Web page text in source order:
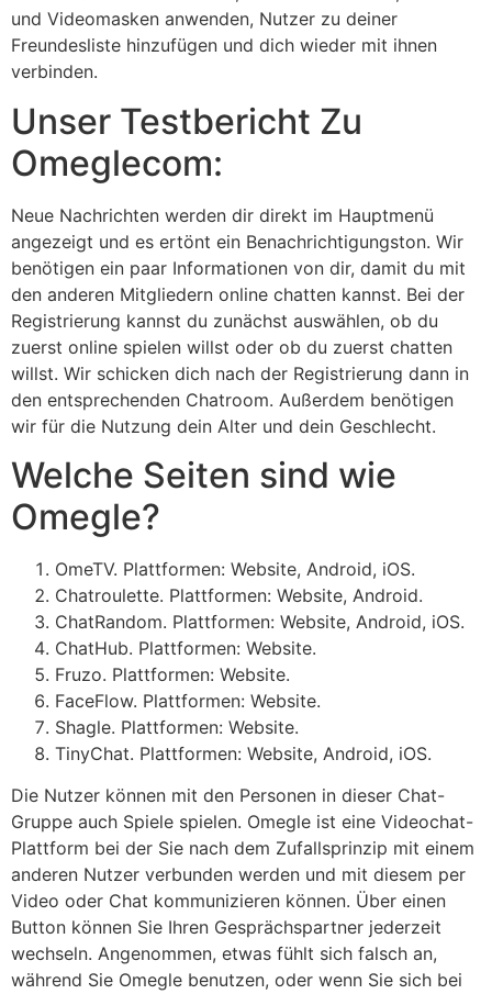
und Videomasken anwenden, Nutzer zu deiner
Freundesliste hinzufügen und dich wieder mit ihnen
verbinden.
Unser Testbericht Zu
Omeglecom:
Neue Nachrichten werden dir direkt im Hauptmenü
angezeigt und es ertönt ein Benachrichtigungston. Wir
benötigen ein paar Informationen von dir, damit du mit
den anderen Mitgliedern online chatten kannst. Bei der
Registrierung kannst du zunächst auswählen, ob du
zuerst online spielen willst oder ob du zuerst chatten
willst. Wir schicken dich nach der Registrierung dann in
den entsprechenden Chatroom. Außerdem benötigen
wir für die Nutzung dein Alter und dein Geschlecht.
Welche Seiten sind wie
Omegle?
OmeTV. Plattformen: Website, Android, iOS.
Chatroulette. Plattformen: Website, Android.
ChatRandom. Plattformen: Website, Android, iOS.
ChatHub. Plattformen: Website.
Fruzo. Plattformen: Website.
FaceFlow. Plattformen: Website.
Shagle. Plattformen: Website.
TinyChat. Plattformen: Website, Android, iOS.
Die Nutzer können mit den Personen in dieser Chat-
Gruppe auch Spiele spielen. Omegle ist eine Videochat-
Plattform bei der Sie nach dem Zufallsprinzip mit einem
anderen Nutzer verbunden werden und mit diesem per
Video oder Chat kommunizieren können. Über einen
Button können Sie Ihren Gesprächspartner jederzeit
wechseln. Angenommen, etwas fühlt sich falsch an,
während Sie Omegle benutzen, oder wenn Sie sich bei